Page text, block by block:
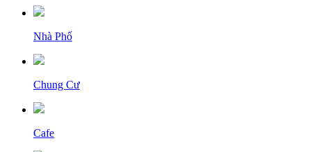
Nhà Phố
Chung Cư
Cafe